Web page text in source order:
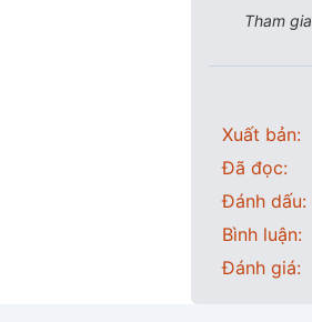
Tham gia
Xuất bản:
Đã đọc:
Đánh dấu:
Bình luận:
Đánh giá: